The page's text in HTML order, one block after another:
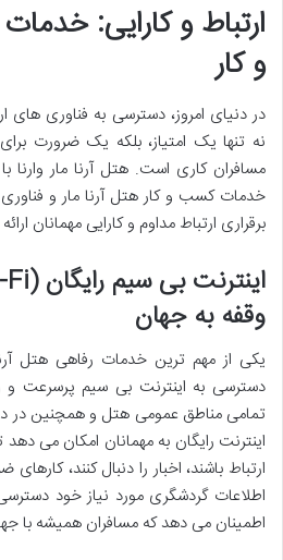
ارتباط و کارایی:
و کار
در دنیای امروز، دسترسی به فناوری های
نه تنها یک امتیاز، بلکه یک ضرورت
مسافران کاری است. هتل آرنا مار
خدمات کسب و کار هتل آرنا مار و
برقراری ارتباط مداوم و کارایی مهمانان
وقفه به جهان
یکی از مهم ترین خدمات رفاهی هتل
دسترسی به اینترنت بی سیم پرسرعت
تمامی مناطق عمومی هتل و همچنین در
اینترنت رایگان به مهمانان امکان می
ارتباط باشند، اخبار را دنبال کنند،
اطلاعات گردشگری مورد نیاز خود دسترسی
اطمینان می دهد که مسافران همیشه با